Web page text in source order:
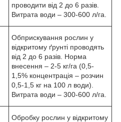
проводити від 2 до 6 разів.
Витрата води – 300-600 л/га.
Обприскування рослин у
відкритому ґрунті проводять
від 2 до 6 разів. Норма
внесення – 2-5 кг/га (0,5-
1,5% концентрація – розчин
0,5-1,5 кг на 100 л води).
Витрата води – 300-600 л/га.
Обробку рослин у відкритому